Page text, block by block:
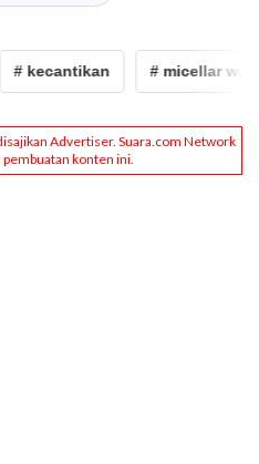
# kecantikan # micellar water